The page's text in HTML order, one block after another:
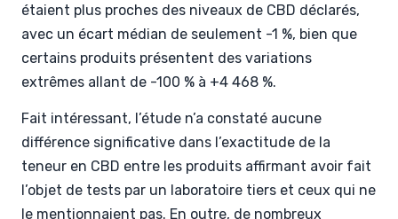
étaient plus proches des niveaux de CBD déclarés,
avec un écart médian de seulement -1 %, bien que
certains produits présentent des variations
extrêmes allant de -100 % à +4 468 %.
Fait intéressant, l’étude n’a constaté aucune
différence significative dans l’exactitude de la
teneur en CBD entre les produits affirmant avoir fait
l’objet de tests par un laboratoire tiers et ceux qui ne
le mentionnaient pas. En outre, de nombreux